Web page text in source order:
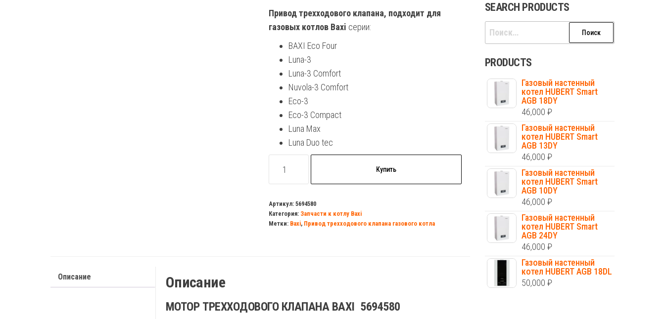
Привод трехходового клапана, подходит для
газовых котлов Baxi серии:
BAXI Eco Four
Luna-3
Luna-3 Comfort
Nuvola-3 Comfort
Eco-3
Eco-3 Compact
Luna Max
Luna Duo tec
товара
трехходового
клапана
Luna-
Купить
Артикул: 5694580
Категория: Запчасти к котлу Baxi
Метки: Baxi, Привод трехходового клапана газового котла
Описание Описание
МОТОР ТРЕХХОДОВОГО КЛАПАНА BAXI 5694580
SEARCH PRODUCTS
Найти:
PRODUCTS
Газовый настенный
котел HUBERT Smart
AGB 18DY
46,000 ₽
Газовый настенный
котел HUBERT Smart
AGB 13DY
46,000 ₽
Газовый настенный
котел HUBERT Smart
AGB 10DY
46,000 ₽
Газовый настенный
котел HUBERT Smart
AGB 24DY
46,000 ₽
Газовый настенный
котел HUBERT AGB 18DL
50,000 ₽